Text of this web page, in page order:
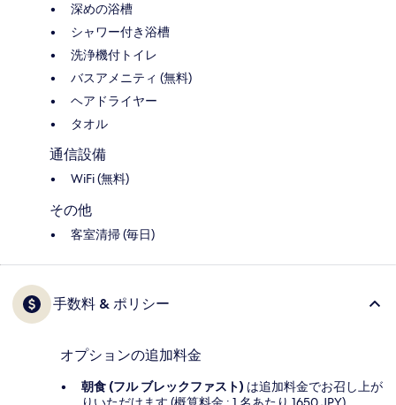
深めの浴槽
シャワー付き浴槽
洗浄機付トイレ
バスアメニティ (無料)
ヘアドライヤー
タオル
通信設備
WiFi (無料)
その他
客室清掃 (毎日)
手数料 & ポリシー
オプションの追加料金
朝食 (フル ブレックファスト) は追加料金でお召し上が